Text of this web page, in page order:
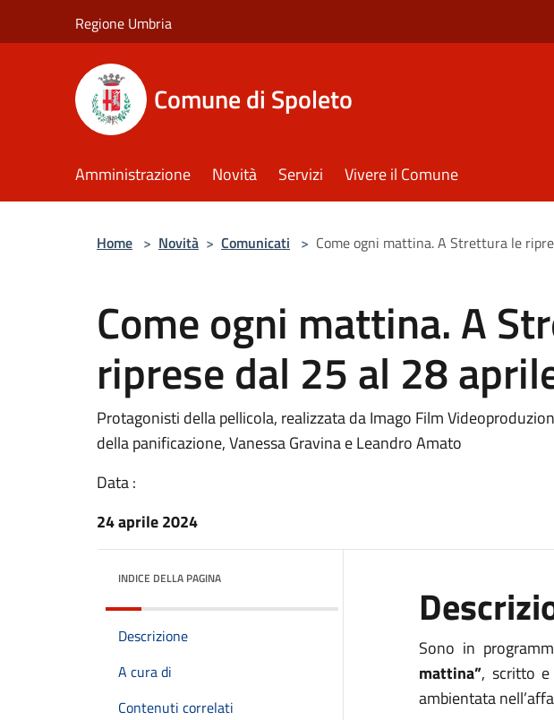
Regione Umbria
Comune di Spoleto
Amministrazione Novità Servizi Vivere il Comune
Home > Novità > Comunicati > Come ogni mattina. A Strettura le
Come ogni mattina. A
riprese dal 25 al 28
Protagonisti della pellicola, realizzata da Imago Film
della panificazione, Vanessa Gravina e Leandro Amato
Data :
24 aprile 2024
INDICE DELLA PAGINA
Descrizione
A cura di
Contenuti correlati
Sono in
mattina”, scritto
ambientata